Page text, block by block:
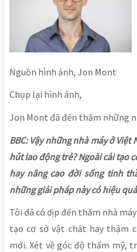
Nguồn hình ảnh, Jon Mont
Chụp lại hình ảnh,
Jon Mont đã đến thăm những
BBC: Vậy những nhà máy ở
hút lao động trẻ? Ngoài cải tạo
hay nâng cao đời sống tinh
những giải pháp này có hiệu
Tôi đã có dịp đến thăm nhà
tạo cơ sở vật chất hay thậm
mới. Xét về góc độ thẩm mỹ,